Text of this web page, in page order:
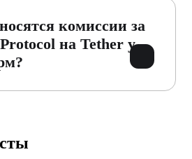
комиссии за
на Tether у